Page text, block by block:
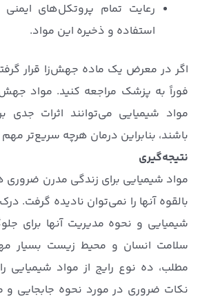
رعایت تمام پروتکل‌های ایمنی
استفاده و ذخیره این مواد.
اگر در معرض یک ماده جهش‌زا قرار
فوراً به پزشک مراجعه کنید. مواد
مواد شیمیایی می‌توانند اثرات جدی
باشند، بنابراین درمان هرچه سریع‌تر
نتیجه‌گیری
مواد شیمیایی برای زندگی مدرن ضروری
بالقوه آنها را نمی‌توان نادیده گرفت.
شیمیایی و نحوه مدیریت آنها برای
سلامت انسان و محیط زیست بسیار
مطلب، ده نوع رایج از مواد شیمیایی
نکات ضروری در مورد نحوه جابجایی و